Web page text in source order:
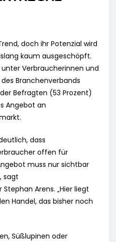
doch ihr Potenzial wird
kaum ausgeschöpft.
Verbraucherinnen und
Branchenverbands
Befragten (53 Prozent)
Angebot an
dass
offen für
muss nur sichtbar
sagt
Arens. „Hier liegt
Handel, das bisher noch
Süßlupinen oder